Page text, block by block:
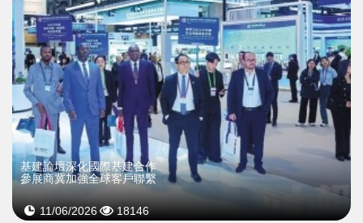
基建論壇深化國際基建合作
參展商冀加強全球客戶聯繫
11/06/2026 18146